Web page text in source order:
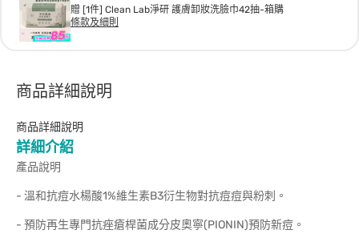
贈 [1件] Clean Lab淨研 護膚卸妝洗臉巾42抽-箱購
條款及細則
商品詳細說明
商品詳細說明
詳細介紹
產品說明
- 溫和抗痘水楊酸1%維生素B3衍生物對抗痘痘與粉刺。
- 預防再生專門抗痤瘡桿菌成分皮奧寧(PIONIN)預防新痘。